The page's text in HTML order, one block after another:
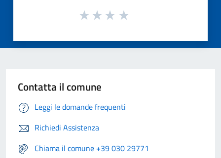
Contatta il comune
Leggi le domande frequenti
Richiedi Assistenza
Chiama il comune +39 030 29771